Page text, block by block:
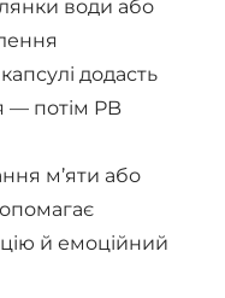
води або
додасть
— потім PB
м’яти або
й емоційний